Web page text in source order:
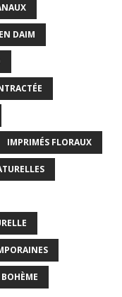
DAIM
IMPRIMÉS FLORAUX